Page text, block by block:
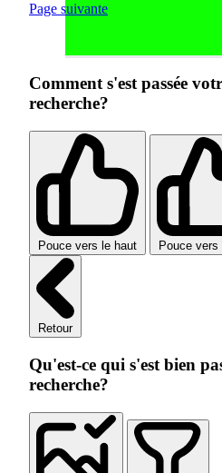
Page suivante
Comment s'est passée
recherche?
Pouce vers le haut Pouce vers
Retour
Qu'est-ce qui s'est bien
recherche?